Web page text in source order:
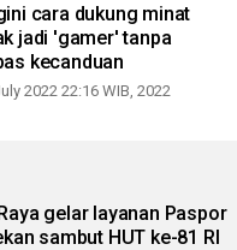
cara dukung minat
jadi 'gamer' tanpa
kecanduan
2022 22:16 WIB, 2022
gelar layanan Paspor
sambut HUT ke-81 RI